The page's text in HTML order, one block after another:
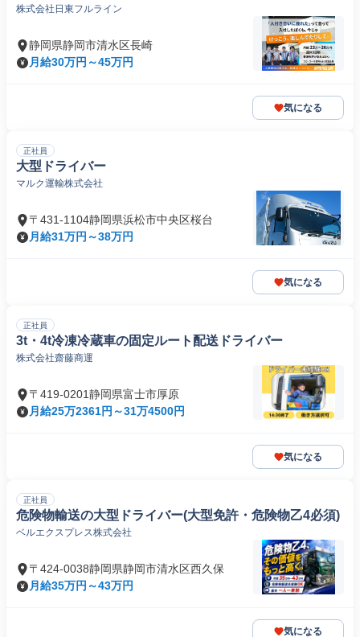
株式会社日東フルライン
静岡県静岡市清水区長崎
月給30万円～45万円
気になる
正社員
大型ドライバー
マルク運輸株式会社
〒431-1104静岡県浜松市中央区桜台
月給31万円～38万円
気になる
正社員
3t・4t冷凍冷蔵車の固定ルート配送ドライバー
株式会社齋藤商運
〒419-0201静岡県富士市厚原
月給25万2361円～31万4500円
気になる
正社員
危険物輸送の大型ドライバー(大型免許・危険物乙4必須)
ベルエクスプレス株式会社
〒424-0038静岡県静岡市清水区西久保
月給35万円～43万円
気になる